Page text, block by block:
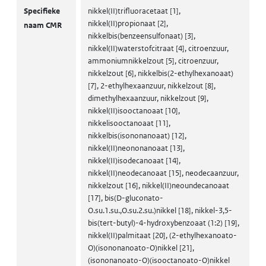
Specifieke
naam CMR
nikkel(II)trifluoracetaat [1],
nikkel(II)propionaat [2],
nikkelbis(benzeensulfonaat) [3],
nikkel(II)waterstofcitraat [4], citroenzuur,
ammoniumnikkelzout [5], citroenzuur,
nikkelzout [6], nikkelbis(2-ethylhexanoaat)
[7], 2-ethylhexaanzuur, nikkelzout [8],
dimethylhexaanzuur, nikkelzout [9],
nikkel(II)isooctanoaat [10],
nikkelisooctanoaat [11],
nikkelbis(isononanoaat) [12],
nikkel(II)neononanoaat [13],
nikkel(II)isodecanoaat [14],
nikkel(II)neodecanoaat [15], neodecaanzuur,
nikkelzout [16], nikkel(II)neoundecanoaat
[17], bis(D-gluconato-
O.su.1.su.,O.su.2.su.)nikkel [18], nikkel-3,5-
bis(tert-butyl)-4-hydroxybenzoaat (1:2) [19],
nikkel(II)palmitaat [20], (2-ethylhexanoato-
O)(isononanoato-O)nikkel [21],
(isononanoato-O)(isooctanoato-O)nikkel